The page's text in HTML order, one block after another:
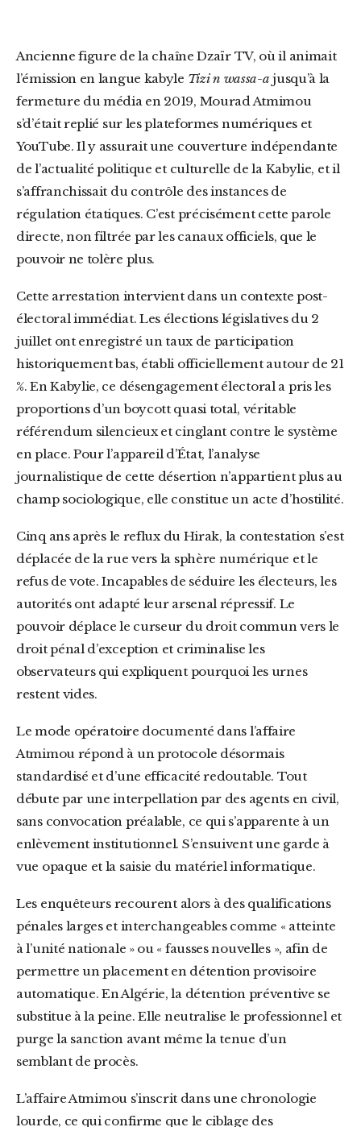
Ancienne figure de la chaîne Dzaïr TV, où il animait
l’émission en langue kabyle Tizi n wassa-a jusqu’à la
fermeture du média en 2019, Mourad Atmimou
s’d’était replié sur les plateformes numériques et
YouTube. Il y assurait une couverture indépendante
de l’actualité politique et culturelle de la Kabylie, et il
s’affranchissait du contrôle des instances de
régulation étatiques. C’est précisément cette parole
directe, non filtrée par les canaux officiels, que le
pouvoir ne tolère plus.
Cette arrestation intervient dans un contexte post-
électoral immédiat. Les élections législatives du 2
juillet ont enregistré un taux de participation
historiquement bas, établi officiellement autour de 21
%. En Kabylie, ce désengagement électoral a pris les
proportions d’un boycott quasi total, véritable
référendum silencieux et cinglant contre le système
en place. Pour l’appareil d’État, l’analyse
journalistique de cette désertion n’appartient plus au
champ sociologique, elle constitue un acte d’hostilité.
Cinq ans après le reflux du Hirak, la contestation s’est
déplacée de la rue vers la sphère numérique et le
refus de vote. Incapables de séduire les électeurs, les
autorités ont adapté leur arsenal répressif. Le
pouvoir déplace le curseur du droit commun vers le
droit pénal d’exception et criminalise les
observateurs qui expliquent pourquoi les urnes
restent vides.
Le mode opératoire documenté dans l’affaire
Atmimou répond à un protocole désormais
standardisé et d’une efficacité redoutable. Tout
débute par une interpellation par des agents en civil,
sans convocation préalable, ce qui s’apparente à un
enlèvement institutionnel. S’ensuivent une garde à
vue opaque et la saisie du matériel informatique.
Les enquêteurs recourent alors à des qualifications
pénales larges et interchangeables comme « atteinte
à l’unité nationale » ou « fausses nouvelles », afin de
permettre un placement en détention provisoire
automatique. En Algérie, la détention préventive se
substitue à la peine. Elle neutralise le professionnel et
purge la sanction avant même la tenue d’un
semblant de procès.
L’affaire Atmimou s’inscrit dans une chronologie
lourde, ce qui confirme que le ciblage des